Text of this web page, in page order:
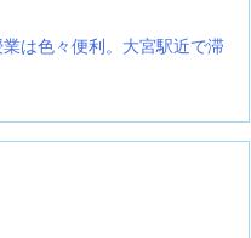
は色々便利。大宮駅近で滞